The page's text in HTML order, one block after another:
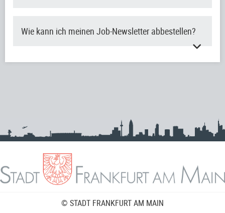
Wie kann ich meinen Job-Newsletter abbestellen?
© STADT FRANKFURT AM MAIN